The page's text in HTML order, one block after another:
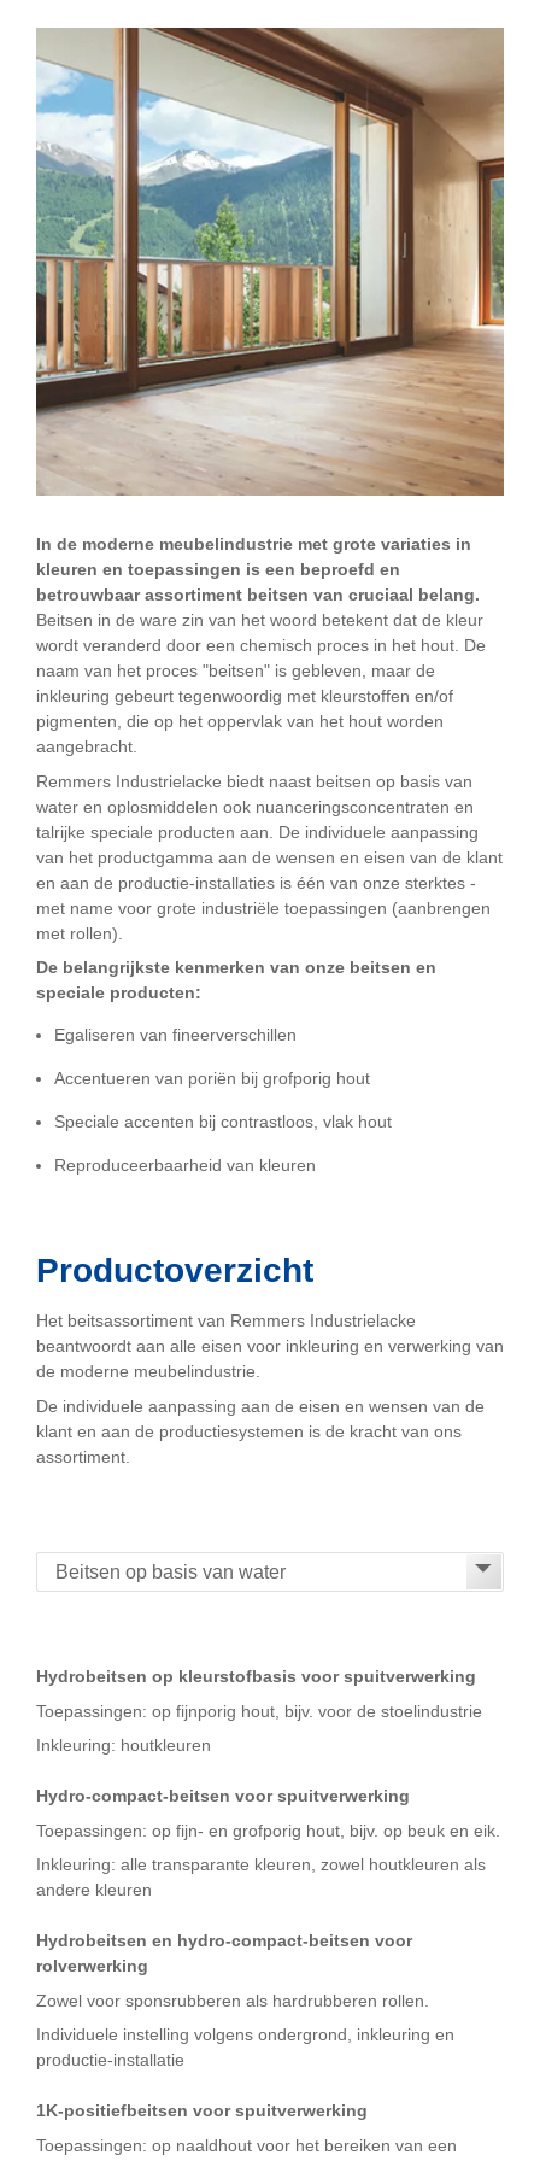
In de moderne meubelindustrie met grote variaties in
kleuren en toepassingen is een beproefd en
betrouwbaar assortiment beitsen van cruciaal belang.
Beitsen in de ware zin van het woord betekent dat de kleur
wordt veranderd door een chemisch proces in het hout. De
naam van het proces "beitsen" is gebleven, maar de
inkleuring gebeurt tegenwoordig met kleurstoffen en/of
pigmenten, die op het oppervlak van het hout worden
aangebracht.
Remmers Industrielacke biedt naast beitsen op basis van
water en oplosmiddelen ook nuanceringsconcentraten en
talrijke speciale producten aan. De individuele aanpassing
van het productgamma aan de wensen en eisen van de klant
en aan de productie-installaties is één van onze sterktes -
met name voor grote industriële toepassingen (aanbrengen
met rollen).
De belangrijkste kenmerken van onze beitsen en
speciale producten:
Egaliseren van fineerverschillen
Accentueren van poriën bij grofporig hout
Speciale accenten bij contrastloos, vlak hout
Reproduceerbaarheid van kleuren
Productoverzicht
Het beitsassortiment van Remmers Industrielacke
beantwoordt aan alle eisen voor inkleuring en verwerking van
de moderne meubelindustrie.
De individuele aanpassing aan de eisen en wensen van de
klant en aan de productiesystemen is de kracht van ons
assortiment.
Hydrobeitsen op kleurstofbasis voor spuitverwerking
Toepassingen: op fijnporig hout, bijv. voor de stoelindustrie
Inkleuring: houtkleuren
Hydro-compact-beitsen voor spuitverwerking
Toepassingen: op fijn- en grofporig hout, bijv. op beuk en eik.
Inkleuring: alle transparante kleuren, zowel houtkleuren als
andere kleuren
Hydrobeitsen en hydro-compact-beitsen voor
rolverwerking
Zowel voor sponsrubberen als hardrubberen rollen.
Individuele instelling volgens ondergrond, inkleuring en
productie-installatie
1K-positiefbeitsen voor spuitverwerking
Toepassingen: op naaldhout voor het bereiken van een